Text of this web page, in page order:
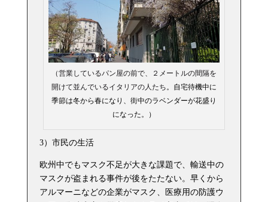
（営業しているパン屋の前で、２メートルの間隔を
開けて並んでいるイタリアの人たち。自宅待機中に
季節は冬から春になり、街中のラベンダーが花盛り
になった。）
3）市民の生活
欧州中でもマスク不足が大きな課題で、輸送中の
マスクが盗まれる事件が後をたたない。早くから
アルマーニなどの企業がマスク、医療用の防護ウ